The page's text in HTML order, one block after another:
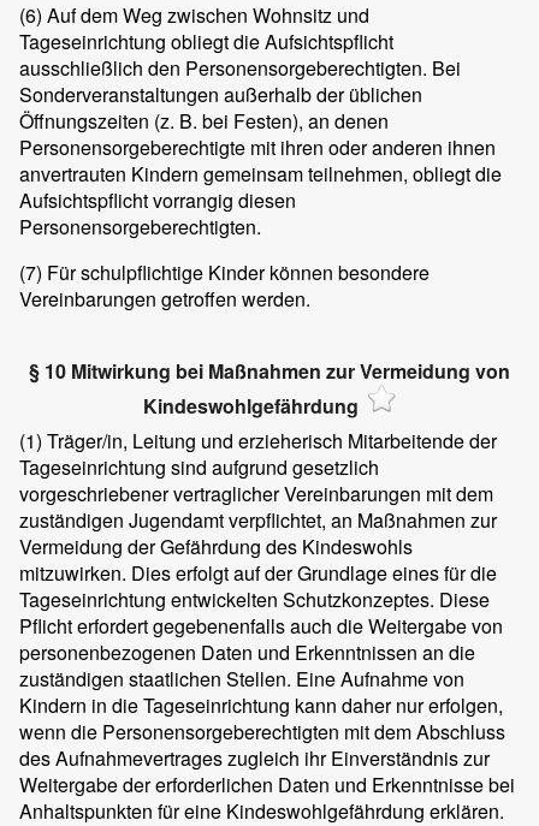
(6) Auf dem Weg zwischen Wohnsitz und
Tageseinrichtung obliegt die Aufsichtspflicht
ausschließlich den Personensorgeberechtigten. Bei
Sonderveranstaltungen außerhalb der üblichen
Öffnungszeiten (z. B. bei Festen), an denen
Personensorgeberechtigte mit ihren oder anderen ihnen
anvertrauten Kindern gemeinsam teilnehmen, obliegt die
Aufsichtspflicht vorrangig diesen
Personensorgeberechtigten.
(7) Für schulpflichtige Kinder können besondere
Vereinbarungen getroffen werden.
§ 10 Mitwirkung bei Maßnahmen zur Vermeidung von
Kindeswohlgefährdung
(1) Träger/in, Leitung und erzieherisch Mitarbeitende der
Tageseinrichtung sind aufgrund gesetzlich
vorgeschriebener vertraglicher Vereinbarungen mit dem
zuständigen Jugendamt verpflichtet, an Maßnahmen zur
Vermeidung der Gefährdung des Kindeswohls
mitzuwirken. Dies erfolgt auf der Grundlage eines für die
Tageseinrichtung entwickelten Schutzkonzeptes. Diese
Pflicht erfordert gegebenenfalls auch die Weitergabe von
personenbezogenen Daten und Erkenntnissen an die
zuständigen staatlichen Stellen. Eine Aufnahme von
Kindern in die Tageseinrichtung kann daher nur erfolgen,
wenn die Personensorgeberechtigten mit dem Abschluss
des Aufnahmevertrages zugleich ihr Einverständnis zur
Weitergabe der erforderlichen Daten und Erkenntnisse bei
Anhaltspunkten für eine Kindeswohlgefährdung erklären.